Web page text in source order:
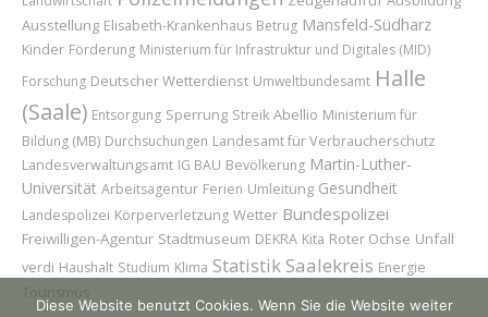
Ausstellung Elisabeth-Krankenhaus Betrug Mansfeld-Südharz
Kinder Förderung Ministerium für Infrastruktur und Digitales (MID)
Forschung Deutscher Wetterdienst Umweltbundesamt Halle
(Saale) Entsorgung Sperrung Streik Abellio Ministerium für
Bildung (MB) Durchsuchungen Landesamt für Verbraucherschutz
Landesverwaltungsamt IG BAU Bevölkerung Martin-Luther-
Universität Arbeitsagentur Ferien Umleitung Gesundheit
Landespolizei Körperverletzung Wetter Bundespolizei
Freiwilligen-Agentur Stadtmuseum DEKRA Kita Roter Ochse Unfall
verdi Haushalt Studium Klima Statistik Saalekreis Energie
Diese Website benutzt Cookies. Wenn Sie die Website weiter